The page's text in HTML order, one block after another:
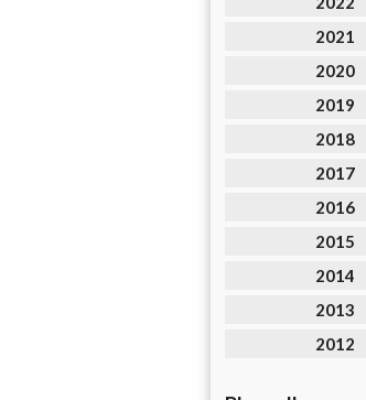
2021
2020
2019
2018
2017
2016
2015
2014
2013
2012